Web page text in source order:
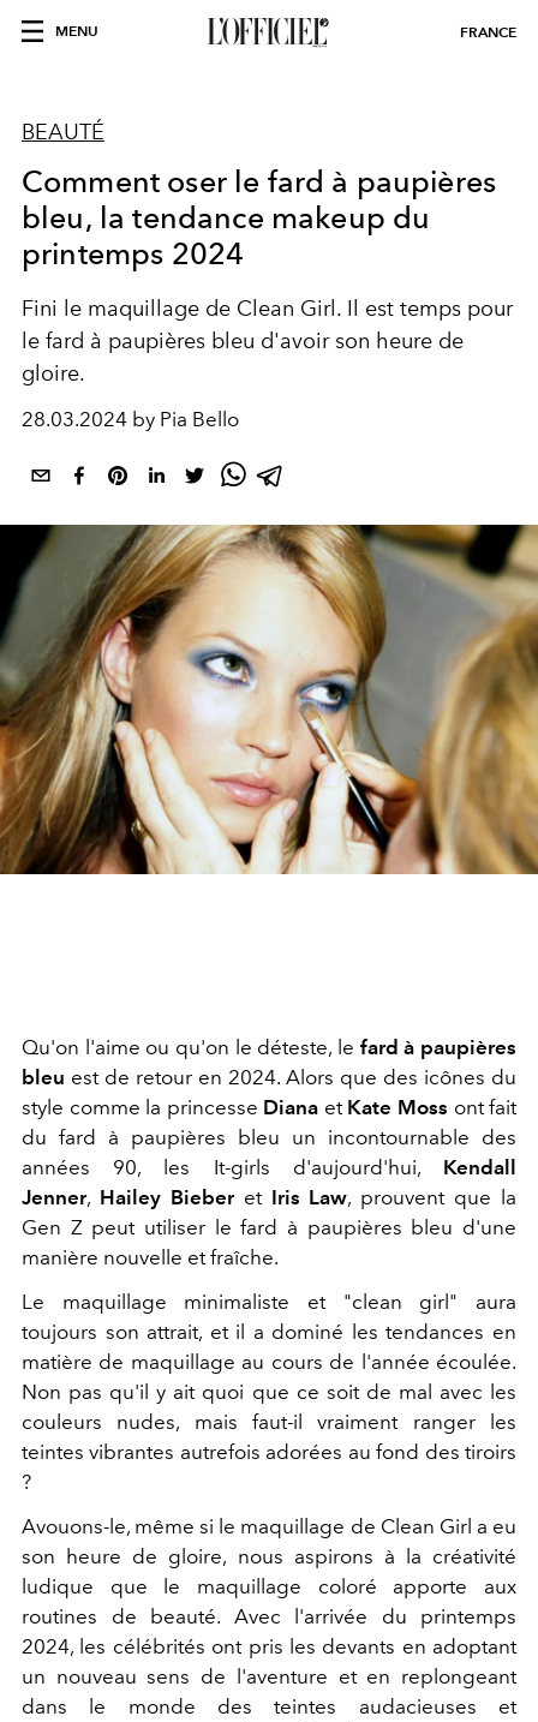
MENU FRANCE
BEAUTÉ
Comment oser le fard à paupières
bleu, la tendance makeup du
printemps 2024
Fini le maquillage de Clean Girl. Il est temps pour
le fard à paupières bleu d'avoir son heure de
gloire.
28.03.2024 by Pia Bello
Qu'on l'aime ou qu'on le déteste, le fard à paupières
bleu est de retour en 2024. Alors que des icônes du
style comme la princesse Diana et Kate Moss ont fait
du fard à paupières bleu un incontournable des
années 90, les It-girls d'aujourd'hui,
Kendall
Jenner, Hailey Bieber et Iris Law, prouvent que la
Gen Z peut utiliser le fard à paupières bleu d'une
manière nouvelle et fraîche.
Le maquillage minimaliste et "clean girl" aura
toujours son attrait, et il a dominé les tendances en
matière de maquillage au cours de l'année écoulée.
Non pas qu'il y ait quoi que ce soit de mal avec les
couleurs nudes, mais faut-il vraiment ranger les
teintes vibrantes autrefois adorées au fond des tiroirs
?
Avouons-le, même si le maquillage de Clean Girl a eu
son heure de gloire, nous aspirons à la créativité
ludique que le maquillage coloré apporte aux
routines de beauté. Avec l'arrivée du printemps
2024, les célébrités ont pris les devants en adoptant
un nouveau sens de l'aventure et en replongeant
dans le monde des teintes audacieuses et